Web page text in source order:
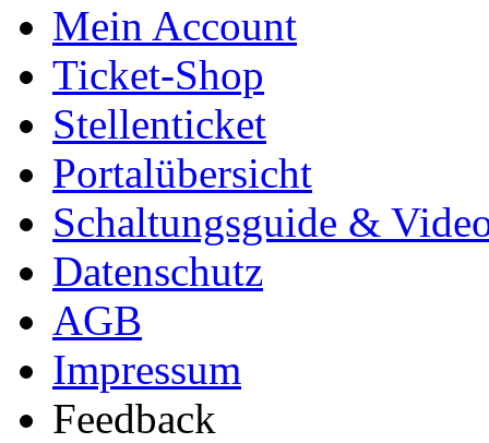
Mein Account
Ticket-Shop
Stellenticket
Portalübersicht
Schaltungsguide &
Datenschutz
AGB
Impressum
Feedback